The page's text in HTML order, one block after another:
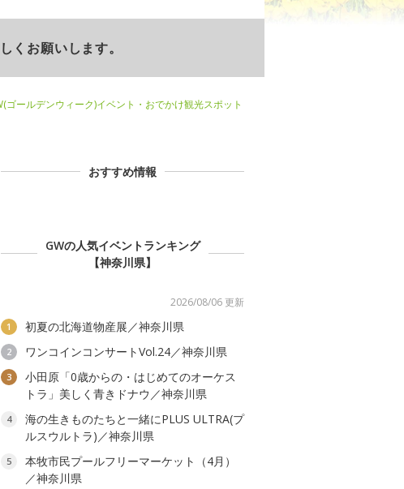
くお願いします。
ゴールデンウィーク)イベント・おでかけ観光スポット
おすすめ情報
GWの人気イベントランキング
【神奈川県】
2026/08/06 更新
1 初夏の北海道物産展／神奈川県
2 ワンコインコンサートVol.24／神奈川県
3
小田原「0歳からの・はじめてのオーケス
トラ」美しく青きドナウ／神奈川県
4
海の生きものたちと一緒にPLUS ULTRA(プ
ルスウルトラ)／神奈川県
5
本牧市民プールフリーマーケット（4月）
／神奈川県